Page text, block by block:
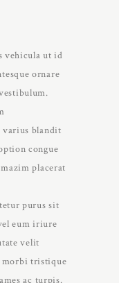
vehicula ut id
ornare
varius blandit
congue
placerat
purus sit
eum iriure
velit
morbi tristique
ac turpis.